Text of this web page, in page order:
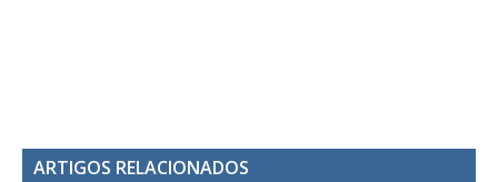
ARTIGOS RELACIONADOS